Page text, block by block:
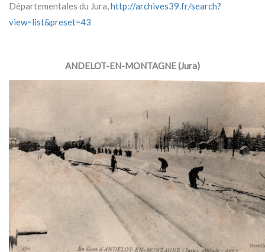
Départementales du Jura,http://archives39.fr/search?
view=list&preset=43
ANDELOT-EN-MONTAGNE (Jura)